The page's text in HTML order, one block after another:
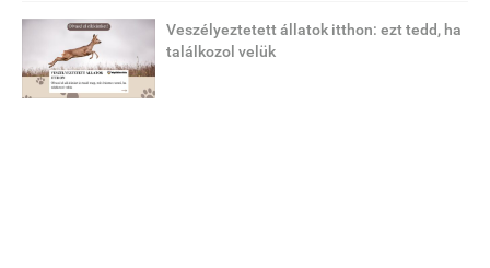
Veszélyeztetett állatok itthon: ezt tedd, ha
találkozol velük